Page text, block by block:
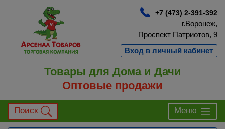
+7 (473) 2-391-392
г.Воронеж,
Проспект Патриотов, 9
Вход в личный кабинет
Товары для Дома и Дачи
Оптовые продажи
Поиск Меню